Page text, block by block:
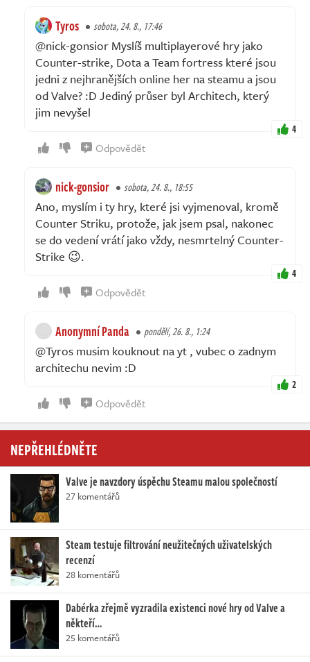
Tyros sobota, 24. 8., 17:46
@nick-gonsior Myslíš multiplayerové hry jako
Counter-strike, Dota a Team fortress které jsou
jedni z nejhranějších online her na steamu a jsou
od Valve? :D Jediný průser byl Architech, který
jim nevyšel
4
Odpovědět
nick-gonsior sobota, 24. 8., 18:55
Ano, myslím i ty hry, které jsi vyjmenoval, kromě
Counter Striku, protože, jak jsem psal, nakonec
se do vedení vrátí jako vždy, nesmrtelný Counter-
Strike 😉.
4
Odpovědět
Anonymní Panda pondělí, 26. 8., 1:24
@Tyros musim kouknout na yt , vubec o zadnym
architechu nevim :D
2
Odpovědět
NEPŘEHLÉDNĚTE
Valve je navzdory úspěchu Steamu malou společností
27 komentářů
Steam testuje filtrování neužitečných uživatelských
recenzí
28 komentářů
Dabérka zřejmě vyzradila existenci nové hry od Valve a
někteří…
25 komentářů